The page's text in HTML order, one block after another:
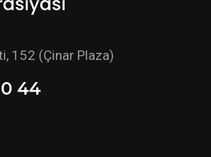
152 (Çinar Plaza)
44